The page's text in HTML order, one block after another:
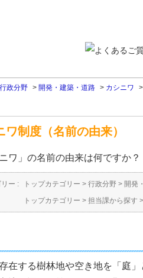
行政分野 > 開発・建築・道路 > カシニワ >
ワ制度（名前の由来）
ニワ」の名前の由来は何ですか？
ー : トップカテゴリー > 行政分野 > 開発
トップカテゴリー > 担当課から探す >
在する樹林地や空き地を「庭